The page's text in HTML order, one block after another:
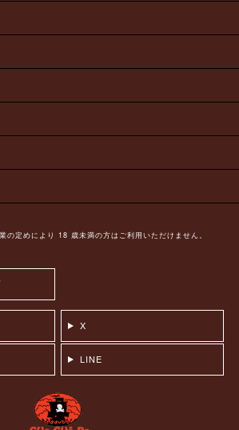
の定めにより 18 歳未満の方はご利用いただけません。
X
LINE